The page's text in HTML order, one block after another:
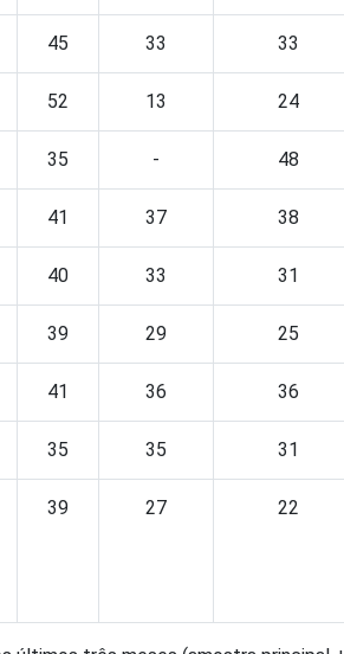
45 33 33
52 13 24
35 - 48
41 37 38
40 33 31
39 29 25
41 36 36
35 35 31
39 27 22